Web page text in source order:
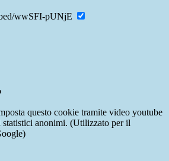
wwSFI-pUNjE
questo cookie tramite video youtube
statistici anonimi. (Utilizzato per il